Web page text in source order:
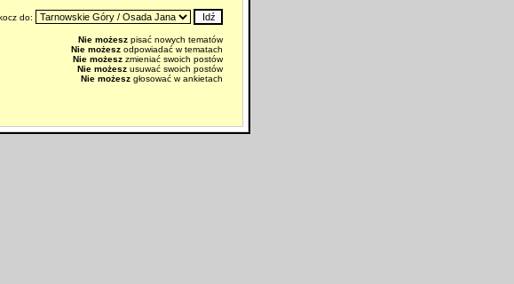
do:
Nie możeszpisać nowych tematów
Nie możeszodpowiadać w tematach
Nie możeszzmieniać swoich postów
Nie możeszusuwać swoich postów
Nie możeszgłosować w ankietach